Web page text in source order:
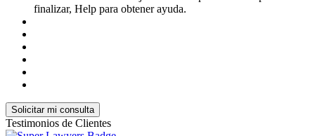
finalizar, Help para obtener ayuda.
Testimonios de Clientes